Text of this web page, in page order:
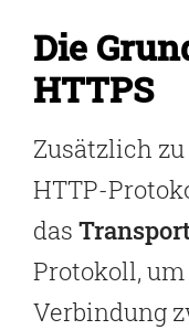
Die
HTTPS
Zusätzlich
HTTP-
das
Protokoll,
Verbindung